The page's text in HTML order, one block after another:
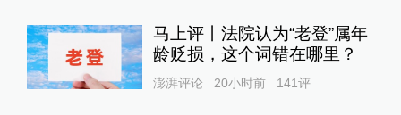
马上评丨法院认为“老登”属年
龄贬损，这个词错在哪里？
澎湃评论 20小时前 141评